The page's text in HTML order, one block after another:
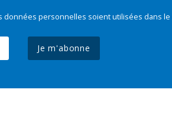
données personnelles soient utilisées dans
Je m'abonne